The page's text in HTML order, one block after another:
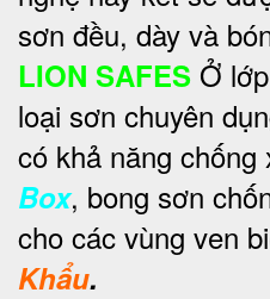
sơn đều, dày và
LION SAFES Ở
loại sơn chuyên
có khả năng chống
Box, bong sơn
cho các vùng ven
Khẩu.